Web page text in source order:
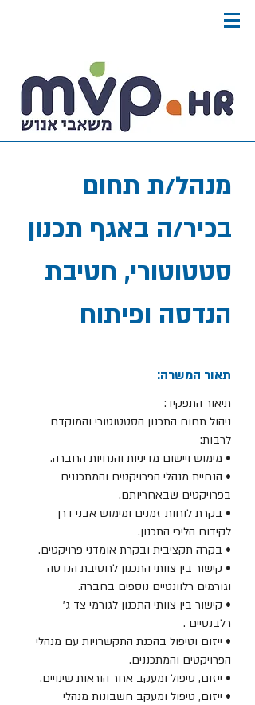
מנהל/ת תחום
בכיר/ה באגף תכנון
סטטוטורי, חטיבת
הנדסה ופיתוח
תאור המשרה:
תיאור התפקיד:
ניהול תחום התכנון הסטטוטורי והמוקדם
לרבות:
• מימוש ויישום מדיניות והנחיות החברה.
• הנחיית מנהלי הפרויקטים והמתכננים
בפרויקטים שבאחריותם.
• בקרת לוחות זמנים ומימוש אבני דרך
לקידום הליכי התכנון.
• בקרה תקציבית ובקרת אומדני פרויקטים.
• קישור בין צוותי התכנון לחטיבת הנדסה
וגורמים רלוונטיים נוספים בחברה.
• קישור בין צוותי התכנון לגורמי צד ג'
רלבנטיים .
• ייזום וטיפול בהכנת התקשרויות עם מנהלי
הפרויקטים והמתכננים.
• ייזום, טיפול ומעקב אחר הוראות שינויים.
• ייזום, טיפול ומעקב חשבונות מנהלי